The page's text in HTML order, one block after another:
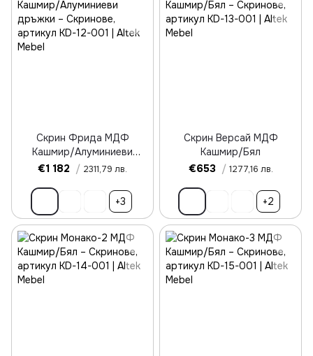
Скрин Фрида МДФ
Кашмир/Алуминиеви
дръжки
€1 182 / 2311,79 лв.
+3
Скрин Версай МДФ
Кашмир/Бял
€653 / 1277,16 лв.
+2